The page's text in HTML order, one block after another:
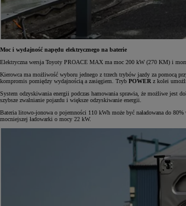
Corolla Hatchback
HYBRID
Moc i wydajność napędu elektrycznego na baterie
Elektryczna wersja Toyoty PROACE MAX ma moc 200 kW (270 KM) i
Kierowca ma możliwość wyboru jednego z trzech trybów jazdy za pomocą
kompromis pomiędzy wydajnością a zasięgiem. Tryb POWER z kolei
System odzyskiwania energii podczas hamowania sprawia, że możliwe jest
szybsze zwalnianie pojazdu i większe odzyskiwanie energii.
Bateria litowo-jonowa o pojemności 110 kWh może być naładowana do
mocniejszej ładowarki o mocy 22 kW.